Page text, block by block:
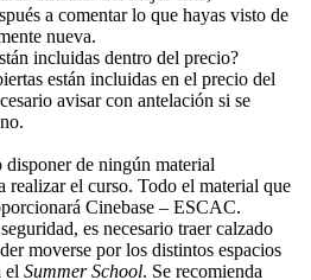
a comentar lo que hayas visto de
nueva.
incluidas dentro del precio?
están incluidas en el precio del
avisar con antelación si se
disponer de ningún material
realizar el curso. Todo el material que
Cinebase – ESCAC.
es necesario traer calzado
moverse por los distintos espacios
el Summer School. Se recomienda